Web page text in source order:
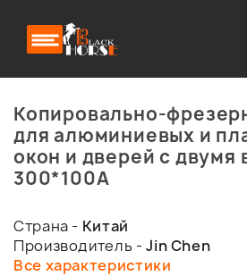
Копировально-
для алюминиевых и
окон и дверей с двумя
300*100A
Страна - Китай
Производитель -Jin Chen
Все характеристики